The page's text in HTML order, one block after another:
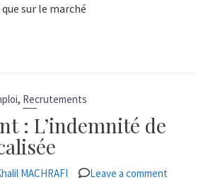
sur le marché
, Recrutements
: L’indemnité de
MACHRAFI Leave a comment